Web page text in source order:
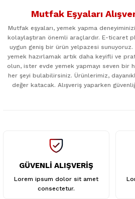
kullanarak tarafımıza iletebilirsiniz.
Ürün resmi kalitesiz, bozuk veya
Ürün bilgilerinde hatalar bulunuyor.
Ürün fiyatı diğer sitelerden daha
Mutfak Eşyaları
Mutfak eşyaları, yemek yapma
kolaylaştıran önemli araçlardır. E-ticaret
uygun geniş bir ürün yelpazesi
yemek hazırlamak artık daha keyifli ve
olun, ister evde yemek yapmayı seven bir
her şeyi bulabilirsiniz. Ürünlerimiz,
değer katacak. Alışveriş yaparken
GÜVENLİ ALIŞVERİŞ
Lorem ipsum dolor sit amet
consectetur.